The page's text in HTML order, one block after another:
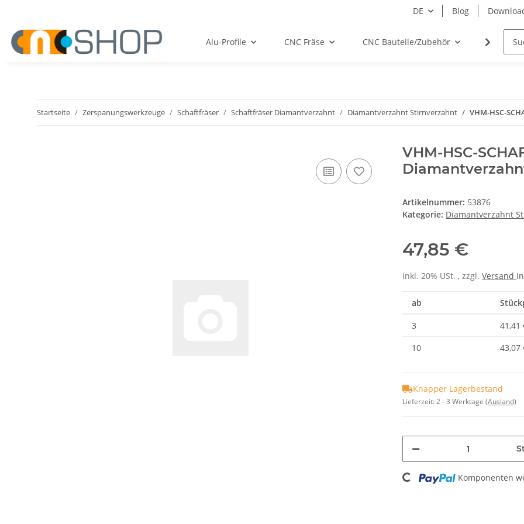
DE Blog
Alu-Profile CNC Fräse CNC Bauteile/Zubehör Elektro
Startseite Zerspanungswerkzeuge Schaftfräser Schaftfräser Diamantverzahnt Diamantverzahnt Stirnverzahnt VHM-HSC-
VHM-HSC-
Artikelnummer: 53876
Kategorie: Diamantverzahnt
47,85 €
inkl. 20% USt. , zzgl. Versand
ab
3
41,41
10
43,07
Knapper Lagerbestand
Lieferzeit:2 - 3 Werktage (Ausland)
Loading... Komponenten